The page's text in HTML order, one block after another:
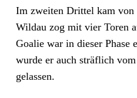
Im zweiten Drittel kam
Wildau zog mit vier Toren
Goalie war in dieser Phase
wurde er auch sträflich
gelassen.